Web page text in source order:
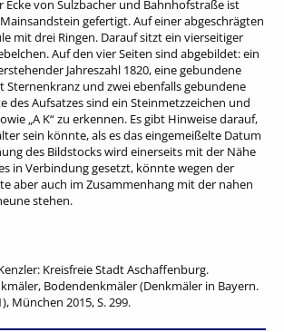
Ecke von Sulzbacher und Bahnhofstraße ist
gefertigt. Auf einer abgeschrägten
mit drei Ringen. Darauf sitzt ein vierseitiger
Auf den vier Seiten sind abgebildet: ein
Jahreszahl 1820, eine gebundene
Sternenkranz und zwei ebenfalls gebundene
des Aufsatzes sind ein Steinmetzzeichen und
„A K“ zu erkennen. Es gibt Hinweise darauf,
sein könnte, als es das eingemeißelte Datum
des Bildstocks wird einerseits mit der Nähe
in Verbindung gesetzt, könnte wegen der
aber auch im Zusammenhang mit der nahen
stehen.
Kreisfreie Stadt Aschaffenburg.
Bodendenkmäler (Denkmäler in Bayern.
München 2015, S. 299.